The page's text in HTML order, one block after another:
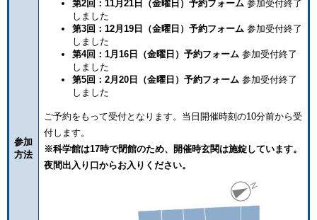
参加
方法
第2回：11月21日（金曜日）予約フォーム 参加受付終了
しました
第3回：12月19日（金曜日）予約フォーム参加受付終了
しました
第4回：1月16日（金曜日）予約フォーム参加受付終了
しました
第5回：2月20日（金曜日）予約フォーム参加受付終了
しました
ご予約をもって受付となります。当日開催時刻の10分前から受
付します。
※科学館は17時で閉館のため、開催時玄関は施錠しています。
夜間出入り口からお入りください。